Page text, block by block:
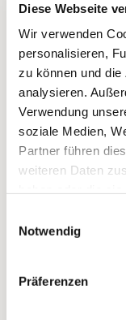
Diese Webseite
Wir verwenden
personalisieren,
zu können und
analysieren.
Verwendung
soziale Medien,
Partner führen
weiteren Daten
Notwendig
Präferenzen
Gelegenheit,
Ihrer Trauer
IhrHoffnungen
geliebten
Bei
„Speisekammer
Kirchender